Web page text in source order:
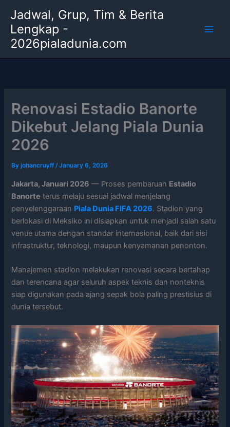
content
Jadwal, Grup, Tim & Berita
Lengkap -
2026pialadunia.com
Renovasi Estadio Banorte
Dikebut Jelang Piala Dunia
2026
Byjohancruyff/January 6, 2026
Jakarta, Januari 2026 — Proses pembaruan Estadio
Banorte terus melaju sesuai jadwal menjelang
penyelenggaraan Piala Dunia FIFA 2026. Stadion yang
berlokasi di Meksiko ini disiapkan untuk menjadi salah satu
venue utama dengan standar internasional, baik dari sisi
infrastruktur, teknologi, maupun kenyamanan penonton.
Manajemen stadion melakukan renovasi secara bertahap
dan terencana agar seluruh aspek teknis dan nonteknis
siap digunakan pada ajang sepak bola paling prestisius di
dunia tersebut.